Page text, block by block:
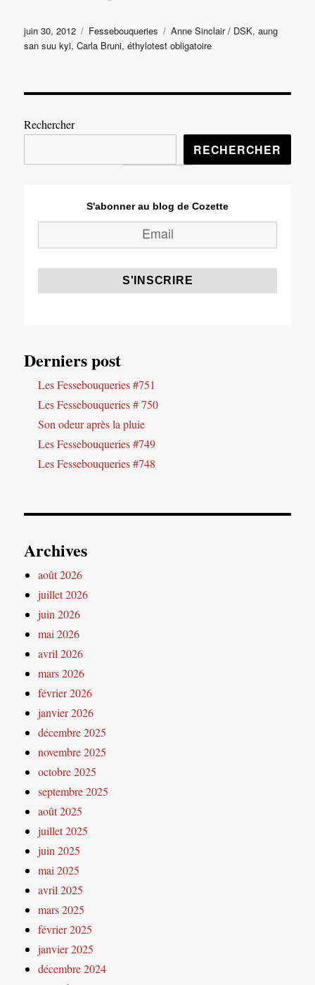
Publié
le
juin 30, 2012 Catégories
Fessebouqueries Étiquettes
Anne Sinclair / DSK,aung
san suu kyi,Carla Bruni,éthylotest obligatoire
Rechercher
RECHERCHER
S'abonner au blog de Cozette
Derniers post
Les Fessebouqueries #751
Les Fessebouqueries # 750
Son odeur après la pluie
Les Fessebouqueries #749
Les Fessebouqueries #748
Archives
août 2026
juillet 2026
juin 2026
mai 2026
avril 2026
mars 2026
février 2026
janvier 2026
décembre 2025
novembre 2025
octobre 2025
septembre 2025
août 2025
juillet 2025
juin 2025
mai 2025
avril 2025
mars 2025
février 2025
janvier 2025
décembre 2024